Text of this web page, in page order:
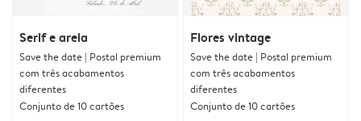
Serif e areia
Save the date | Postal premium
com três acabamentos
diferentes
Conjunto de 10 cartões
Flores vintage
Save the date | Postal premium
com três acabamentos
diferentes
Conjunto de 10 cartões